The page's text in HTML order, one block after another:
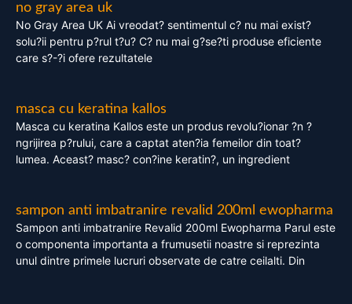
no gray area uk
No Gray Area UK Ai vreodat? sentimentul c? nu mai exist?
solu?ii pentru p?rul t?u? C? nu mai g?se?ti produse eficiente
care s?-?i ofere rezultatele
masca cu keratina kallos
Masca cu keratina Kallos este un produs revolu?ionar ?n ?
ngrijirea p?rului, care a captat aten?ia femeilor din toat?
lumea. Aceast? masc? con?ine keratin?, un ingredient
sampon anti imbatranire revalid 200ml ewopharma
Sampon anti imbatranire Revalid 200ml Ewopharma Parul este
o componenta importanta a frumusetii noastre si reprezinta
unul dintre primele lucruri observate de catre ceilalti. Din